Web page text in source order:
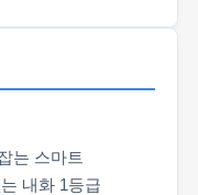
는 스마트
내화 1등급